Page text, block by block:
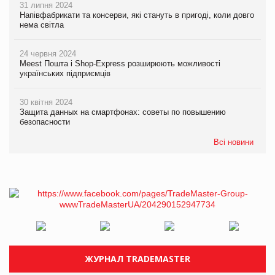
31 липня 2024
Напівфабрикати та консерви, які стануть в пригоді, коли довго
нема світла
24 червня 2024
Meest Пошта і Shop-Express розширюють можливості
українських підприємців
30 квітня 2024
Защита данных на смартфонах: советы по повышению
безопасности
Всі новини
ЖУРНАЛ TRADEMASTER